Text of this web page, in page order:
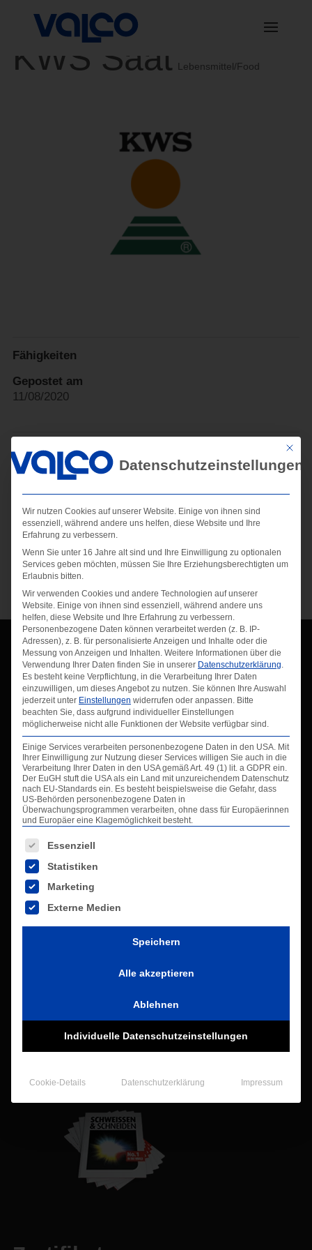
KWS Saat Lebensmittel/Food
Fähigkeiten
Gepostet am
11/08/2020
← Kündig KWS Saat→
Kommentar absenden
Du musstangemeldetsein, um einen Kommentar
abzugeben.
Infos
Info-Center
Kontakt
Impressum
Datenschutzerklärung
AGB
Glossar
Downloads
Kontaktdaten
VALCO GmbH
Telefax: +49 (0)2104 800 42-44
E- Mail: info@valco.de
Mit
Datenschutzeinstellungen
Wir nutzen Cookies auf unserer Website. Einige von ihnen sind
essenziell, während andere uns helfen, diese Website und Ihre
Erfahrung zu verbessern.
Wenn Sie unter 16 Jahre alt sind und Ihre Einwilligung zu optionalen
Services geben möchten, müssen Sie Ihre Erziehungsberechtigten um
Erlaubnis bitten.
Wir verwenden Cookies und andere Technologien auf unserer
Website. Einige von ihnen sind essenziell, während andere uns
helfen, diese Website und Ihre Erfahrung zu verbessern.
Personenbezogene Daten können verarbeitet werden (z. B. IP-
Adressen), z. B. für personalisierte Anzeigen und Inhalte oder die
Messung von Anzeigen und Inhalten. Weitere Informationen über die
Verwendung Ihrer Daten finden Sie in unserer Datenschutzerklärung.
Es besteht keine Verpflichtung, in die Verarbeitung Ihrer Daten
einzuwilligen, um dieses Angebot zu nutzen. Sie können Ihre Auswahl
jederzeit unter Einstellungen widerrufen oder anpassen. Bitte
beachten Sie, dass aufgrund individueller Einstellungen
möglicherweise nicht alle Funktionen der Website verfügbar sind.
Einige Services verarbeiten personenbezogene Daten in den USA. Mit
Ihrer Einwilligung zur Nutzung dieser Services willigen Sie auch in die
Verarbeitung Ihrer Daten in den USA gemäß Art. 49 (1) lit. a GDPR ein.
Der EuGH stuft die USA als ein Land mit unzureichendem Datenschutz
nach EU-Standards ein. Es besteht beispielsweise die Gefahr, dass
US-Behörden personenbezogene Daten in
Überwachungsprogrammen verarbeiten, ohne dass für Europäerinnen
und Europäer eine Klagemöglichkeit besteht.
Es folgt eine Liste der Service-Gruppen, für die eine
Essenziell
Statistiken
Marketing
Externe Medien
Speichern
Alle akzeptieren
Ablehnen
Individuelle Datenschutzeinstellungen
Cookie-Details Datenschutzerklärung Impressum